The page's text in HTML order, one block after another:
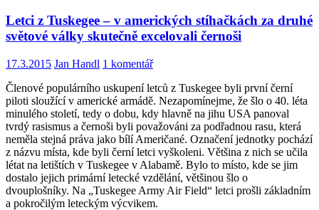
Letci z Tuskegee – v amerických stíhačkách za druhé
světové války skutečně excelovali černoši
17.3.2015 Jan Handl 1 komentář
Členové populárního uskupení letců z Tuskegee byli první černí
piloti sloužící v americké armádě. Nezapomínejme, že šlo o 40. léta
minulého století, tedy o dobu, kdy hlavně na jihu USA panoval
tvrdý rasismus a černoši byli považováni za podřadnou rasu, která
neměla stejná práva jako bílí Američané. Označení jednotky pochází
z názvu místa, kde byli černí letci vyškoleni. Většina z nich se učila
létat na letištích v Tuskegee v Alabamě. Bylo to místo, kde se jim
dostalo jejich primární letecké vzdělání, většinou šlo o
dvouplošníky. Na „Tuskegee Army Air Field“ letci prošli základním
a pokročilým leteckým výcvikem.